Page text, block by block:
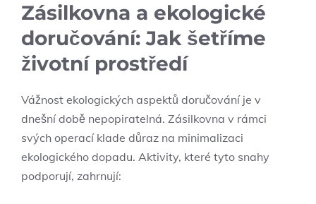
Zásilkovna a ekologické
doručování: Jak šetříme
životní prostředí
Vážnost ekologických aspektů doručování je v
dnešní době nepopiratelná. Zásilkovna v rámci
svých operací klade důraz na minimalizaci
ekologického dopadu. Aktivity, které tyto snahy
podporují, zahrnují: